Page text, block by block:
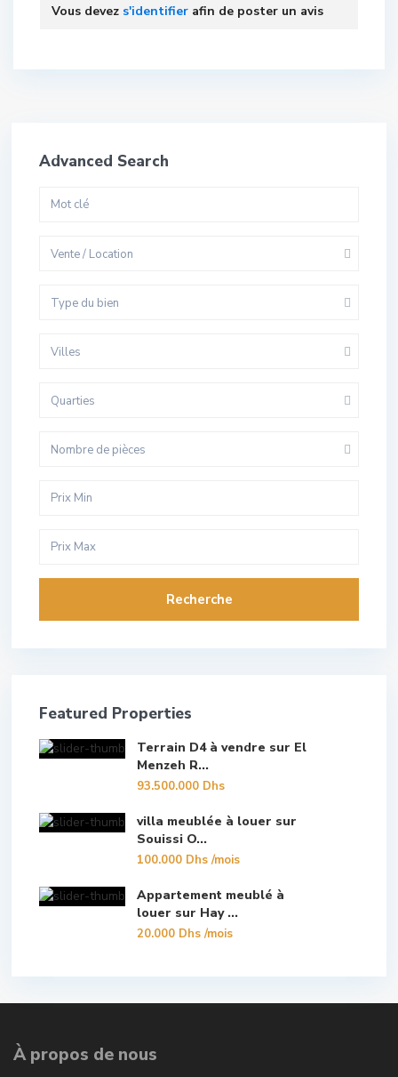
Vous devez s'identifier afin de poster un avis
Advanced Search
Vente / Location
Type du bien
Villes
Quarties
Nombre de pièces
Recherche
Featured Properties
Terrain D4 à vendre sur El
Menzeh R...
93.500.000 Dhs
villa meublée à louer sur
Souissi O...
100.000 Dhs/mois
Appartement meublé à
louer sur Hay ...
20.000 Dhs/mois
À propos de nous